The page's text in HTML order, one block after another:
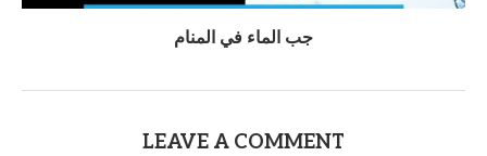
جب الماء في المنام
LEAVE A COMMENT